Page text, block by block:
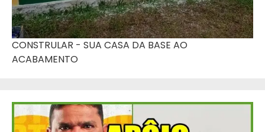
CONSTRULAR - SUA CASA DA BASE AO
ACABAMENTO